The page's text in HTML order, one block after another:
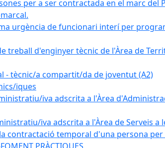
per a ser contractada en el marc del
urgència de funcionari interí per
treball d'enginyer tècnic de l'Àrea de
- tècnic/a compartit/da de joventut (A2)
iques
iva adscrita a l'Àrea
iva adscrita a l'Àrea de Serveis a
contractació temporal d'una persona